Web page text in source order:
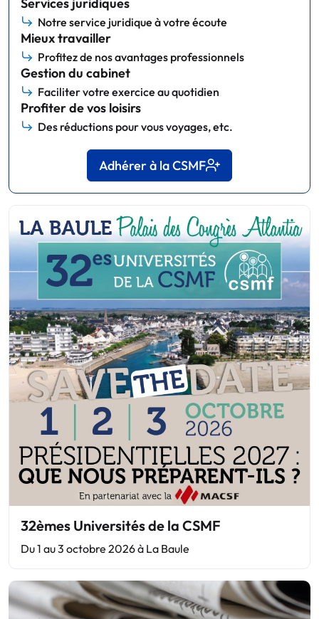
Notre service juridique à votre écoute
Mieux travailler
Profitez de nos avantages professionnels
Gestion du cabinet
Faciliter votre exercice au quotidien
Profiter de vos loisirs
Des réductions pour vous voyages, etc.
Adhérer à la CSMF
32èmes Universités de la CSMF
Du 1 au 3 octobre 2026 à La Baule